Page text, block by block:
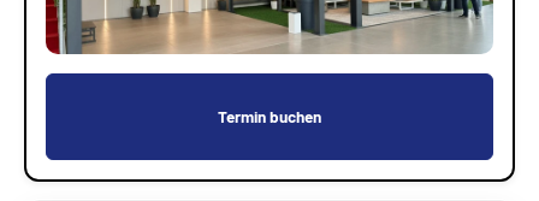
Termin buchen